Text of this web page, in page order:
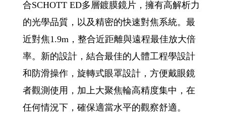
合SCHOTT ED多層鍍膜鏡片，擁有高解析力
的光學品質，以及精密的快速對焦系統。最
近對焦1.9m，整合近距離與遠程最佳放大倍
率。新的設計，結合最佳的人體工程學設計
和防滑操作，旋轉式眼罩設計，方便戴眼鏡
者觀測使用，加上大聚焦輪高精度集中，在
任何情況下，確保適當水平的觀察舒適。